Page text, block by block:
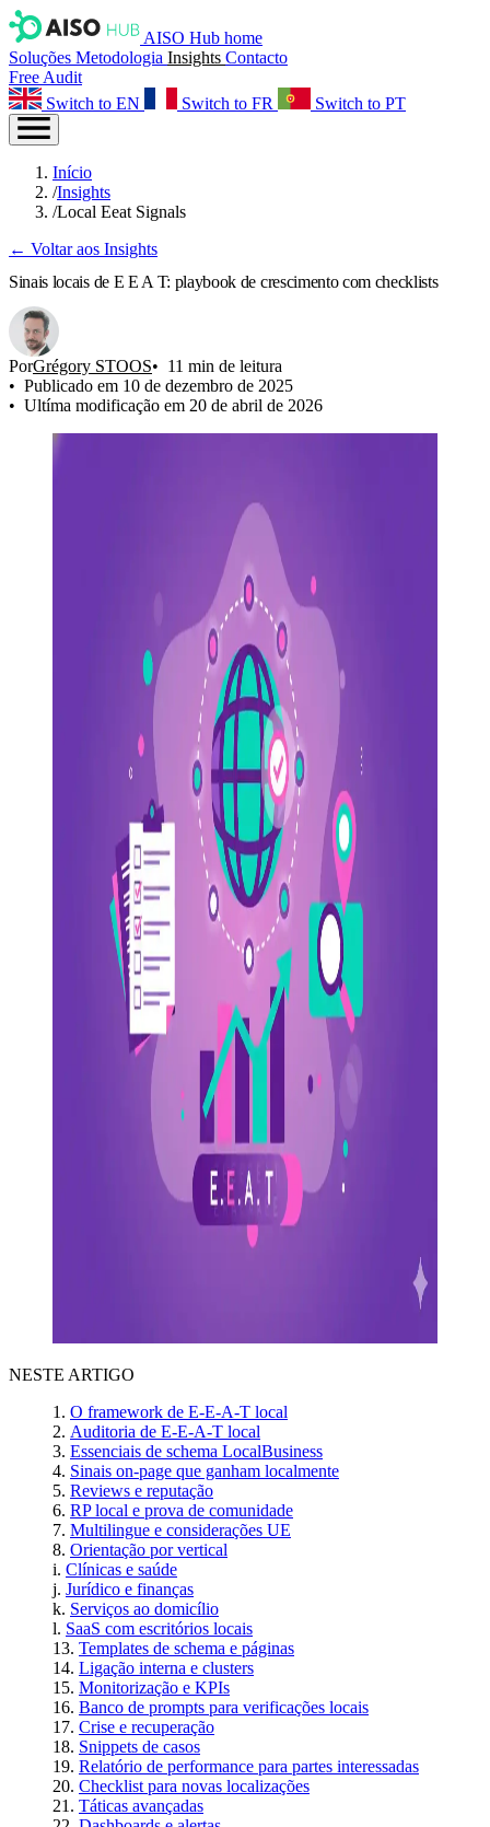
AISO Hub home
Soluções Metodologia Insights Contacto
Free Audit
Switch to EN
Switch to FR Switch to PT
Início
/Insights
/Local Eeat Signals
← Voltar aos Insights
Sinais locais de E E A T: playbook de crescimento com checklists
PorGrégory STOOS
11 min de leitura
Publicado em 10 de dezembro de 2025
Ultíma modificação em 20 de abril de 2026
NESTE ARTIGO
O framework de E-E-A-T local
Auditoria de E-E-A-T local
Essenciais de schema LocalBusiness
Sinais on-page que ganham localmente
Reviews e reputação
RP local e prova de comunidade
Multilingue e considerações UE
Orientação por vertical
Clínicas e saúde
Jurídico e finanças
Serviços ao domicílio
SaaS com escritórios locais
Templates de schema e páginas
Ligação interna e clusters
Monitorização e KPIs
Banco de prompts para verificações locais
Crise e recuperação
Snippets de casos
Relatório de performance para partes interessadas
Checklist para novas localizações
Táticas avançadas